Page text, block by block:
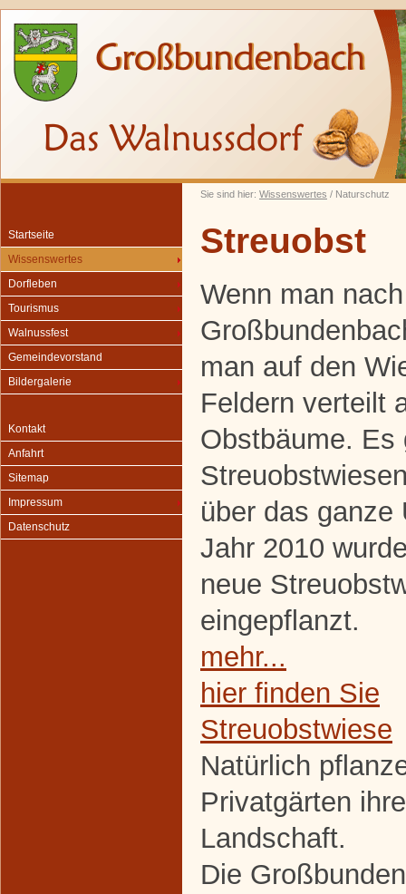
Sie sind hier: Wissenswertes / Naturschutz
Startseite
Wissenswertes
Dorfleben
Tourismus
Walnussfest
Gemeindevorstand
Bildergalerie
Kontakt
Anfahrt
Sitemap
Impressum
Datenschutz
Streuobst
Wenn man nach
man auf den
Feldern verteilt
Obstbäume. Es
über das ganze
Jahr 2010
neue
eingepflanzt.
mehr...
hier finden Sie
Streuobstwiese
Natürlich
Privatgärten
Landschaft.
Die